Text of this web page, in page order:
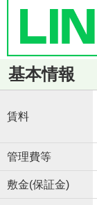
基本情報
賃料
管理費等
敷金(保証金)